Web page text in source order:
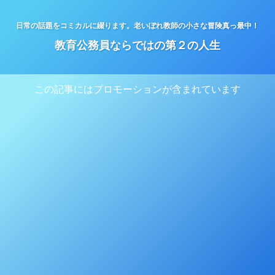
日常の話題をコミカルに綴ります。老いぼれ教師の小さな冒険真っ最中！
教育公務員ならではの第２の人生
この記事にはプロモーションが含まれています